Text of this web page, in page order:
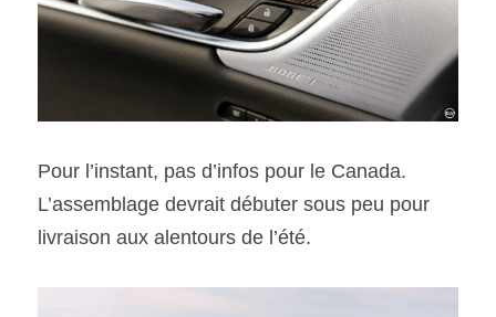
Pour l’instant, pas d’infos pour le Canada.
L’assemblage devrait débuter sous peu pour
livraison aux alentours de l’été.